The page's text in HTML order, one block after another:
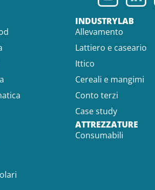
INDUSTRYLAB
Allevamento
Lattiero e caseario
Ittico
Cereali e mangimi
Conto terzi
Case study
ATTREZZATURE
Consumabili